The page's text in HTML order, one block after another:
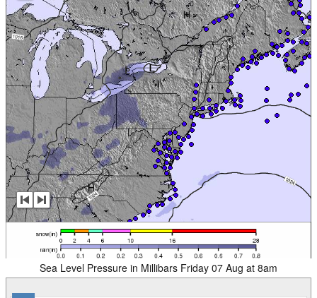
Sea Level Pressure in Millibars Friday 07 Aug at 8am